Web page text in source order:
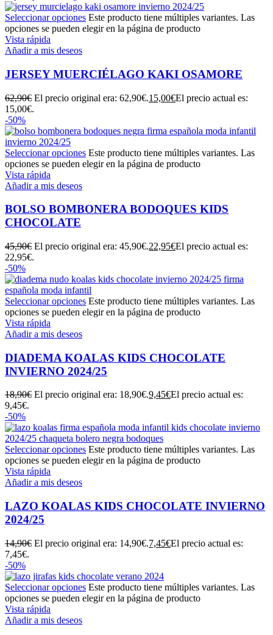
Seleccionar opciones Este producto tiene múltiples variantes. Las
opciones se pueden elegir en la página de producto
Vista rápida
Añadir a mis deseos
JERSEY MUERCIÉLAGO KAKI OSAMORE
62,90€ El precio original era: 62,90€.15,00€El precio actual es:
15,00€.
-50%
Seleccionar opciones Este producto tiene múltiples variantes. Las
opciones se pueden elegir en la página de producto
Vista rápida
Añadir a mis deseos
BOLSO BOMBONERA BODOQUES KIDS
CHOCOLATE
45,90€ El precio original era: 45,90€.22,95€El precio actual es:
22,95€.
-50%
Seleccionar opciones Este producto tiene múltiples variantes. Las
opciones se pueden elegir en la página de producto
Vista rápida
Añadir a mis deseos
DIADEMA KOALAS KIDS CHOCOLATE
INVIERNO 2024/25
18,90€ El precio original era: 18,90€.9,45€El precio actual es:
9,45€.
-50%
Seleccionar opciones Este producto tiene múltiples variantes. Las
opciones se pueden elegir en la página de producto
Vista rápida
Añadir a mis deseos
LAZO KOALAS KIDS CHOCOLATE INVIERNO
2024/25
14,90€ El precio original era: 14,90€.7,45€El precio actual es:
7,45€.
-50%
Seleccionar opciones Este producto tiene múltiples variantes. Las
opciones se pueden elegir en la página de producto
Vista rápida
Añadir a mis deseos